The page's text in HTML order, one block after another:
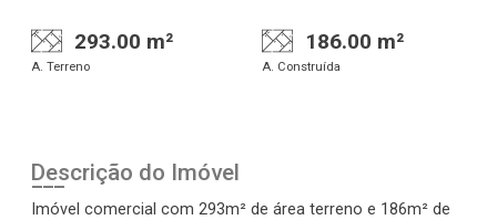
293.00 m²
A. Terreno
186.00 m²
A. Construída
Descrição do Imóvel
Imóvel comercial com 293m² de área terreno e 186m² de